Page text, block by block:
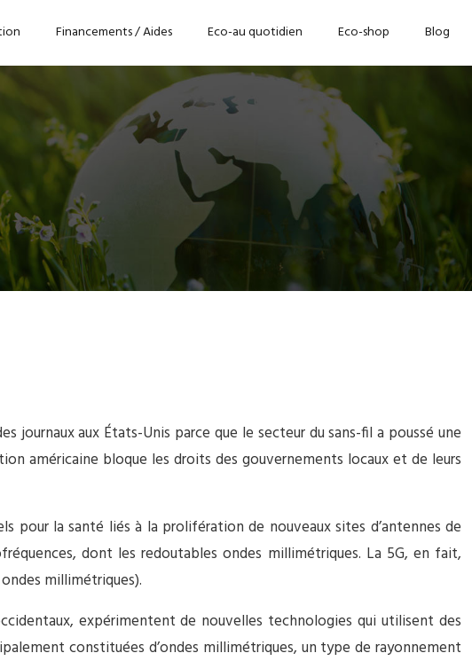
Financements / Aides Eco-au quotidien Eco-shop Blog
journaux aux États-Unis parce que le secteur du sans-fil a poussé une
américaine bloque les droits des gouvernements locaux et de leurs
pour la santé liés à la prolifération de nouveaux sites d’antennes de
dont les redoutables ondes millimétriques. La 5G, en fait,
millimétriques).
expérimentent de nouvelles technologies qui utilisent des
constituées d’ondes millimétriques, un type de rayonnement